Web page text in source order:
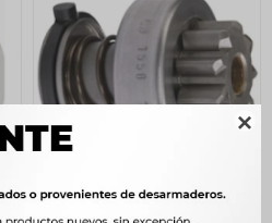

BENDIX ARRANQUE -